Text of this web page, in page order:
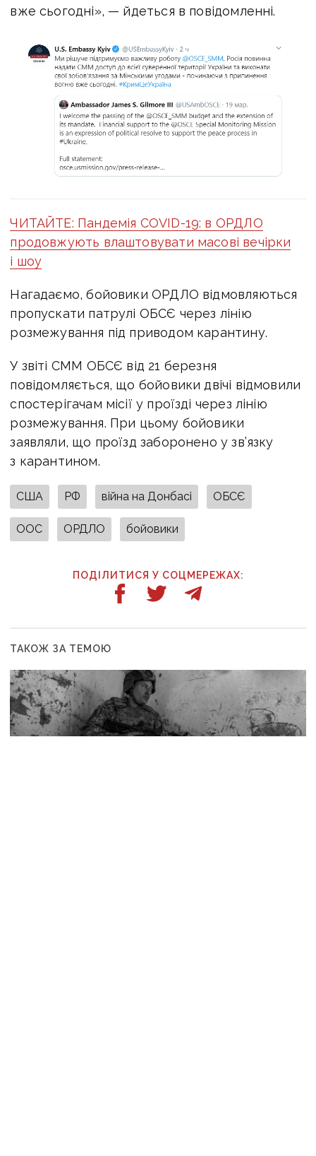
вже сьогодні», — йдеться в повідомленні.
ЧИТАЙТЕ: Пандемія COVID-19: в ОРДЛО
продовжують влаштовувати масові вечірки
і шоу
Нагадаємо, бойовики ОРДЛО відмовляються
пропускати патрулі ОБСЄ через лінію
розмежування під приводом карантину.
У звіті СММ ОБСЄ від 21 березня
повідомляється, що бойовики двічі відмовили
спостерігачам місії у проїзді через лінію
розмежування. При цьому бойовики
заявляли, що проїзд заборонено у зв’язку
з карантином.
США РФ війна на Донбасі ОБСЄ
ООС ОРДЛО бойовики
ПОДІЛИТИСЯ У СОЦМЕРЕЖАХ:
ТАКОЖ ЗА ТЕМОЮ